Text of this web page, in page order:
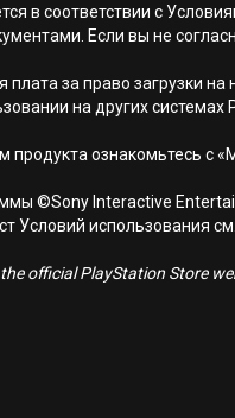
в соответствии с
Если вы не
плата за право загрузки
на других системах
продукта ознакомьтесь с
©Sony Interactive
Условий использования
official PlayStation Store